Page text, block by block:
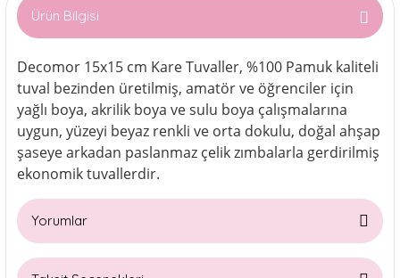
Ürün Bilgisi
Decomor 15x15 cm Kare Tuvaller, %100 Pamuk kaliteli
tuval bezinden üretilmiş, amatör ve öğrenciler için
yağlı boya, akrilik boya ve sulu boya çalışmalarına
uygun, yüzeyi beyaz renkli ve orta dokulu, doğal ahşap
şaseye arkadan paslanmaz çelik zımbalarla gerdirilmiş
ekonomik tuvallerdir.
Yorumlar